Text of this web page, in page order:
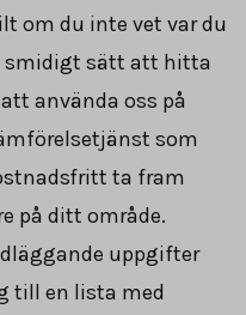
om du inte vet var du
smidigt sätt att hitta
använda oss på
som
ta fram
på ditt område.
uppgifter
till en lista med